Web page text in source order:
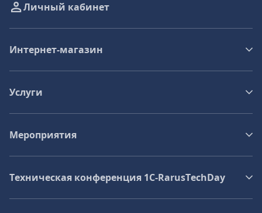
Личный кабинет
Интернет-магазин
Услуги
Мероприятия
Техническая конференция 1C‑RarusTechDay